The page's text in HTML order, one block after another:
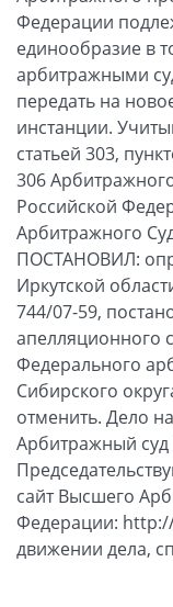
Федерации
единообразие в
арбитражными
передать на
инстанции.
статьей 303,
306
Российской
Арбитражного
ПОСТАНОВИЛ:
Иркутской
744/07-59,
апелляционного
Федерального
Сибирского
отменить. Дело
Арбитражный суд
сайт Высшего
Федерации:
движении дела,